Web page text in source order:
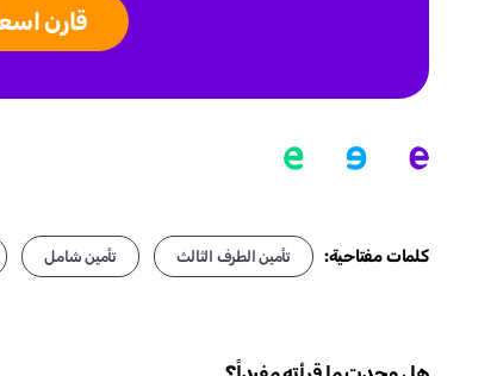
قارن
كلمات مفتاحية: تأمين الطرف الثالث تأمين شامل